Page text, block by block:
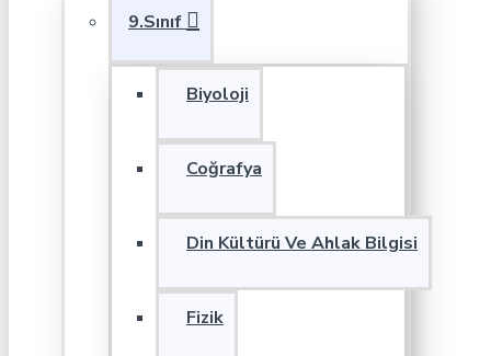
9.Sınıf
Biyoloji
Coğrafya
Din Kültürü Ve Ahlak Bilgisi
Fizik